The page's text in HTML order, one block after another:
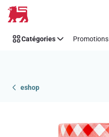
Passer
Catégories Promotions
eshop